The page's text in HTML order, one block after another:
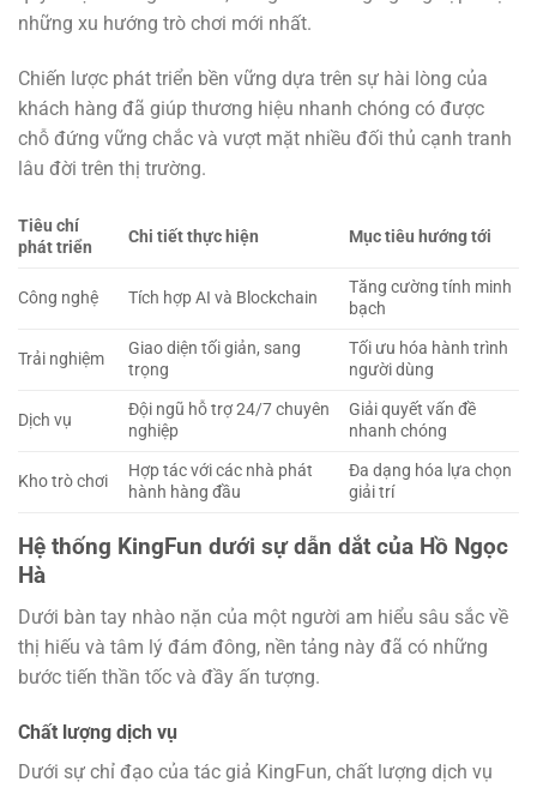
những xu hướng trò chơi mới nhất.
Chiến lược phát triển bền vững dựa trên sự hài lòng của
khách hàng đã giúp thương hiệu nhanh chóng có được
chỗ đứng vững chắc và vượt mặt nhiều đối thủ cạnh tranh
lâu đời trên thị trường.
Tiêu chí
phát triển
Chi tiết thực hiện Mục tiêu hướng tới
Công nghệ Tích hợp AI và Blockchain
Tăng cường tính minh
bạch
Trải nghiệm
Giao diện tối giản, sang
trọng
Tối ưu hóa hành trình
người dùng
Dịch vụ
Đội ngũ hỗ trợ 24/7 chuyên
nghiệp
Giải quyết vấn đề
nhanh chóng
Kho trò chơi
Hợp tác với các nhà phát
hành hàng đầu
Đa dạng hóa lựa chọn
giải trí
Hệ thống KingFun dưới sự dẫn dắt của Hồ Ngọc
Hà
Dưới bàn tay nhào nặn của một người am hiểu sâu sắc về
thị hiếu và tâm lý đám đông, nền tảng này đã có những
bước tiến thần tốc và đầy ấn tượng.
Chất lượng dịch vụ
Dưới sự chỉ đạo của tác giả KingFun, chất lượng dịch vụ